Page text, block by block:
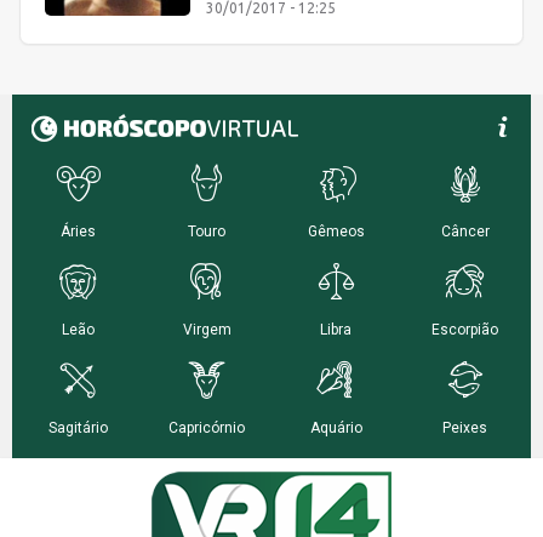
30/01/2017 - 12:25